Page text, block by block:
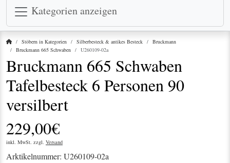
Kategorien anzeigen
StartseiteStöbern in Kategorien Silberbesteck & antikes Besteck
Bruckmann
Bruckmann 665 Schwaben
U260109-02a
Bruckmann 665 Schwaben
Tafelbesteck 6 Personen 90
versilbert
229,00€
inkl. MwSt. zzgl. Versand
Arktikelnummer: U260109-02a